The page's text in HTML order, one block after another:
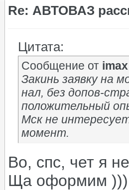
Re: АВТОВАЗ
Цитата:
Сообщение от imax
Закинь заявку на
нал, без допов-
положительный
Мск не
момент.
Во, спс, чет я
Ща оформим )))